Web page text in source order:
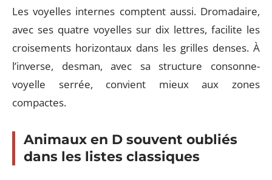
Les voyelles internes comptent aussi. Dromadaire,
avec ses quatre voyelles sur dix lettres, facilite les
croisements horizontaux dans les grilles denses. À
l’inverse, desman, avec sa structure consonne-
voyelle serrée, convient mieux aux zones
compactes.
Animaux en D souvent oubliés
dans les listes classiques